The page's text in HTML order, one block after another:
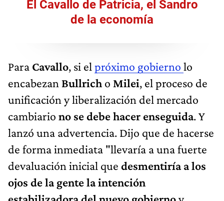
El Cavallo de Patricia, el Sandro
de la economía
Para Cavallo, si el próximo gobierno lo
encabezan Bullrich o Milei, el proceso de
unificación y liberalización del mercado
cambiario no se debe hacer enseguida. Y
lanzó una advertencia. Dijo que de hacerse
de forma inmediata "llevaría a una fuerte
devaluación inicial que desmentiría a los
ojos de la gente la intención